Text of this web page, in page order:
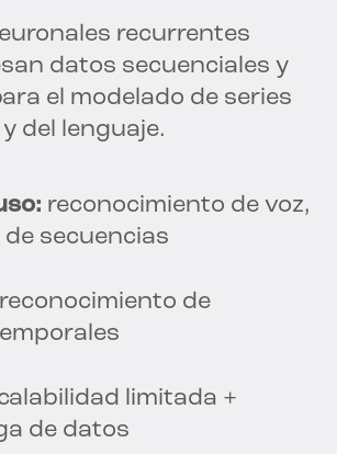
recurrentes
datos secuenciales y
el modelado de series
del lenguaje.
reconocimiento de voz,
secuencias
reconocimiento de
limitada +
de datos